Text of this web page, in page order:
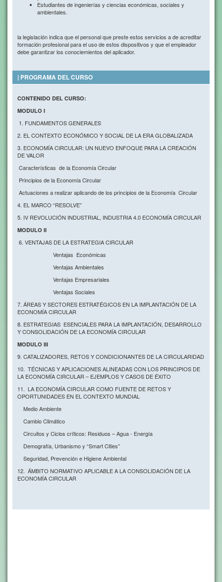
Estudiantes de ingenierías y ciencias económicas, sociales y
ambientales.
la legislación indica que el personal que preste estos servicios a de acreditar
formación profesional para el uso de estos dispositivos y que el empleador
debe garantizar los conociemientos del aplicador.
| PROGRAMA DEL CURSO
CONTENIDO DEL CURSO:
MODULO I
1. FUNDAMENTOS GENERALES
2. EL CONTEXTO ECONÓMICO Y SOCIAL DE LA ERA GLOBALIZADA
3. ECONOMÍA CIRCULAR: UN NUEVO ENFOQUE PARA LA CREACIÓN
DE VALOR
Características de la Economía Circular
Principios de la Economía Circular
Actuaciones a realizar aplicando de los principios de la Economía Circular
4. EL MARCO “RESOLVE”
5. IV REVOLUCIÓN INDUSTRIAL, INDUSTRIA 4.0 ECONOMÍA CIRCULAR
MODULO II
6. VENTAJAS DE LA ESTRATEGIA CIRCULAR
Ventajas Económicas
Ventajas Ambientales
Ventajas Empresariales
Ventajas Sociales
7. ÁREAS Y SECTORES ESTRATÉGICOS EN LA IMPLANTACIÓN DE LA
ECONOMÍA CIRCULAR
8. ESTRATEGIAS ESENCIALES PARA LA IMPLANTACIÓN, DESARROLLO
Y CONSOLIDACIÓN DE LA ECONOMÍA CIRCULAR
MODULO III
9. CATALIZADORES, RETOS Y CONDICIONANTES DE LA CIRCULARIDAD
10. TÉCNICAS Y APLICACIONES ALINEADAS CON LOS PRINCIPIOS DE
LA ECONOMÍA CIRCULAR – EJEMPLOS Y CASOS DE ÉXITO
11. LA ECONOMÍA CIRCULAR COMO FUENTE DE RETOS Y
OPORTUNIDADES EN EL CONTEXTO MUNDIAL
Medio Ambiente
Cambio Climático
Circuitos y Ciclos críticos: Residuos – Agua - Energía
Demografía, Urbanismo y “Smart Cities”
Seguridad, Prevención e Higiene Ambiental
12. ÁMBITO NORMATIVO APLICABLE A LA CONSOLIDACIÓN DE LA
ECONOMÍA CIRCULAR